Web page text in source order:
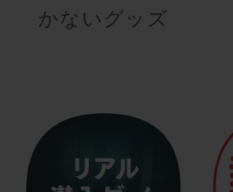
かないグッズ